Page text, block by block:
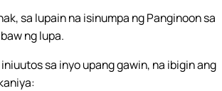
sa lupain na isinumpa ng Panginoon sa
ng lupa.
sa inyo upang gawin, na ibigin ang